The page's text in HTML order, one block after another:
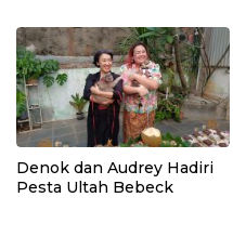
Denok dan Audrey Hadiri
Pesta Ultah Bebeck